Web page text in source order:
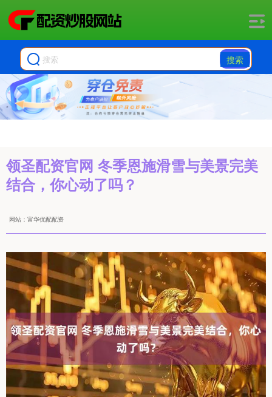
搜索
领圣配资官网 冬季恩施滑雪与美景完美
结合，你心动了吗？
网站：富华优配配资